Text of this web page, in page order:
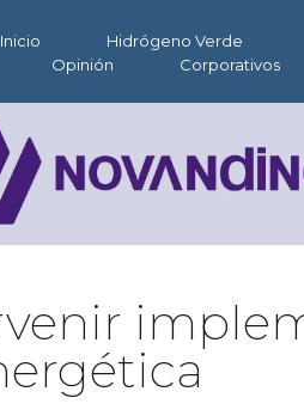
Inicio Hidrógeno Verde
Opinión
Corporativos